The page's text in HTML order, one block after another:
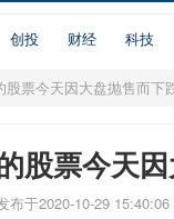
创投 财经 科技
股票今天因大盘抛售而下
股票今天
布于2020-10-29 15:40:06